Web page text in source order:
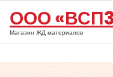
содержимому
ООО
Магазин ЖД материалов